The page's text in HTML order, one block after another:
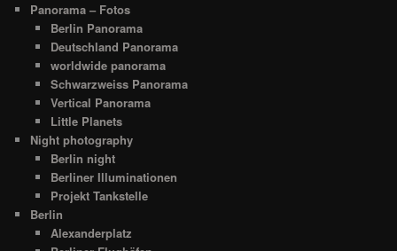
Panorama – Fotos
Berlin Panorama
Deutschland Panorama
worldwide panorama
Schwarzweiss Panorama
Vertical Panorama
Little Planets
Night photography
Berlin night
Berliner Illuminationen
Projekt Tankstelle
Berlin
Alexanderplatz